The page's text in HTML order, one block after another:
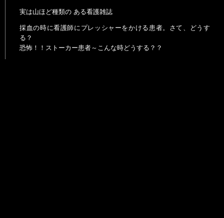
実は山ほど種類の ある看護雑誌
採血の時に看護師にプレッシャーをかける患者。さて、どうす
る？
恐怖！！ストーカー患者～こんな時どうする？？